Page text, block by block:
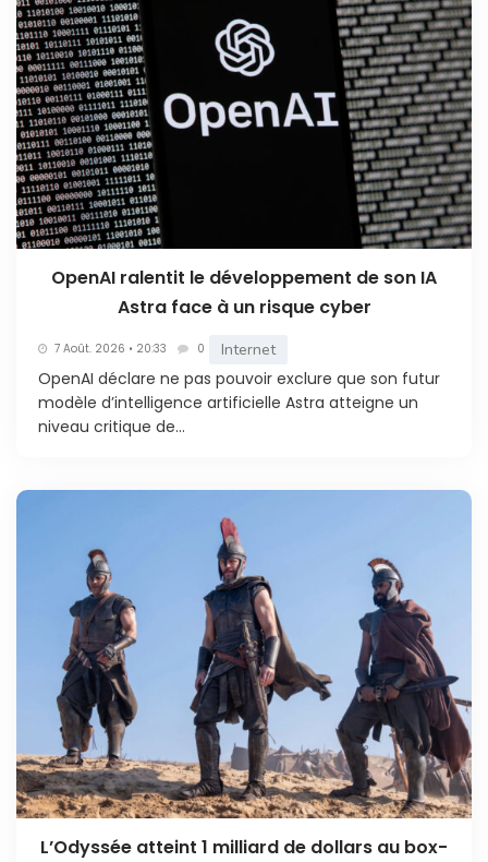
OpenAI ralentit le développement de son IA
Astra face à un risque cyber
7 Août. 2026 • 20:33 0 Internet
OpenAI déclare ne pas pouvoir exclure que son futur
modèle d’intelligence artificielle Astra atteigne un
niveau critique de...
L’Odyssée atteint 1 milliard de dollars au box-